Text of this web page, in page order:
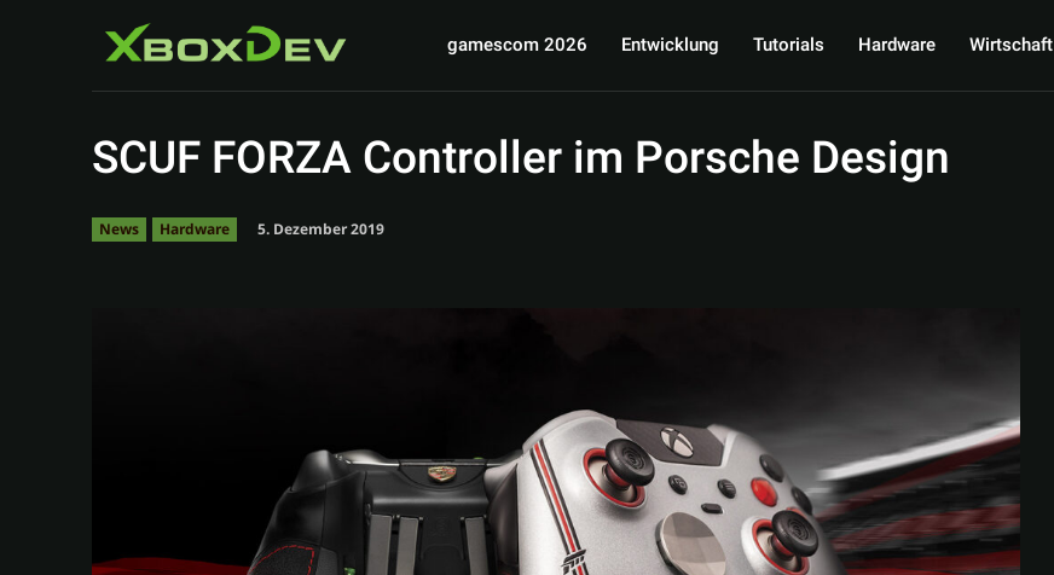
gamescom 2026 Entwicklung Tutorials Hardware Wirtschaft
SCUF FORZA Controller im Porsche Design
News Hardware 5. Dezember 2019